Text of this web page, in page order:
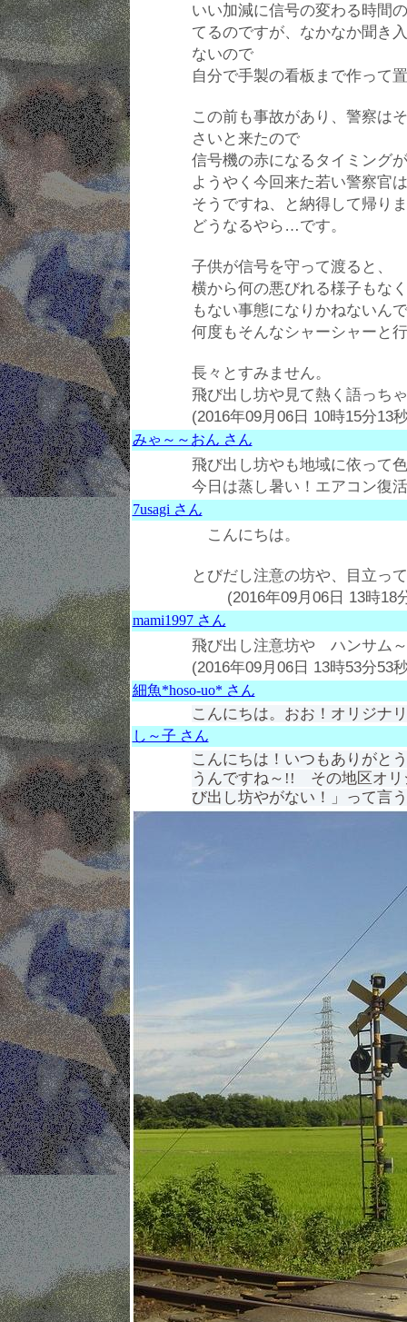
いい加減に信号の変わる時間
てるのですが、なかなか聞き
ないので
自分で手製の看板まで作って
この前も事故があり、警察は
さいと来たので
信号機の赤になるタイミング
ようやく今回来た若い警察官
そうですね、と納得して帰り
どうなるやら…です。
子供が信号を守って渡ると、
横から何の悪びれる様子もな
もない事態になりかねないん
何度もそんなシャーシャーと
長々とすみません。
飛び出し坊や見て熱く語っち
(2016年09月06日 10時15分13
みゃ～～おん さん
飛び出し坊やも地域に依って
今日は蒸し暑い！エアコン復
7usagi さん
こんにちは。
とびだし注意の坊や、目立っ
(2016年09月06日 13時18
mami1997 さん
飛び出し注意坊や ハンサム
(2016年09月06日 13時53分53
細魚*hoso-uo* さん
こんにちは。おお！オリジナ
し～子 さん
こんにちは！いつもありがと
うんですね～!! その地区オリ
び出し坊やがない！」って